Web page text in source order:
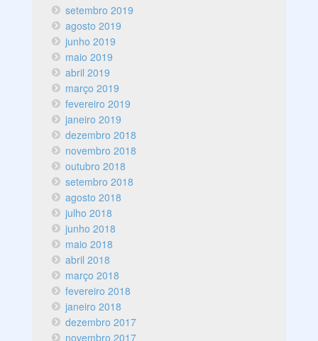
setembro 2019
agosto 2019
junho 2019
maio 2019
abril 2019
março 2019
fevereiro 2019
janeiro 2019
dezembro 2018
novembro 2018
outubro 2018
setembro 2018
agosto 2018
julho 2018
junho 2018
maio 2018
abril 2018
março 2018
fevereiro 2018
janeiro 2018
dezembro 2017
novembro 2017